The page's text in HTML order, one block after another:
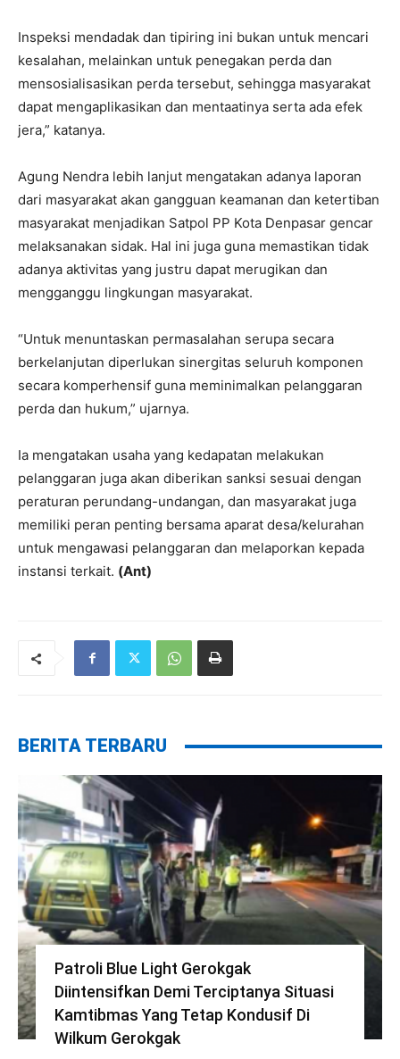
Inspeksi mendadak dan tipiring ini bukan untuk mencari
kesalahan, melainkan untuk penegakan perda dan
mensosialisasikan perda tersebut, sehingga masyarakat
dapat mengaplikasikan dan mentaatinya serta ada efek
jera,” katanya.
Agung Nendra lebih lanjut mengatakan adanya laporan
dari masyarakat akan gangguan keamanan dan ketertiban
masyarakat menjadikan Satpol PP Kota Denpasar gencar
melaksanakan sidak. Hal ini juga guna memastikan tidak
adanya aktivitas yang justru dapat merugikan dan
mengganggu lingkungan masyarakat.
“Untuk menuntaskan permasalahan serupa secara
berkelanjutan diperlukan sinergitas seluruh komponen
secara komperhensif guna meminimalkan pelanggaran
perda dan hukum,” ujarnya.
Ia mengatakan usaha yang kedapatan melakukan
pelanggaran juga akan diberikan sanksi sesuai dengan
peraturan perundang-undangan, dan masyarakat juga
memiliki peran penting bersama aparat desa/kelurahan
untuk mengawasi pelanggaran dan melaporkan kepada
instansi terkait. (Ant)
BERITA TERBARU
Patroli Blue Light Gerokgak
Diintensifkan Demi Terciptanya Situasi
Kamtibmas Yang Tetap Kondusif Di
Wilkum Gerokgak